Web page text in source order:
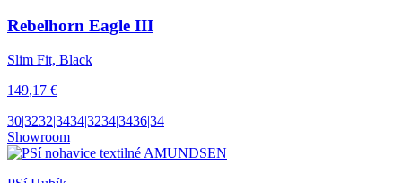
Rebelhorn Eagle III
Slim Fit, Black
149,17 €
30|3232|3434|3234|3436|34
Showroom